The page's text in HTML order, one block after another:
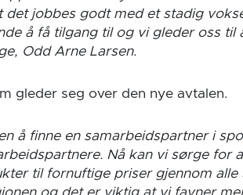
det jobbes godt med et stadig
å få tilgang til og vi gleder oss til
Odd Arne Larsen.
gleder seg over den nye avtalen.
å finne en samarbeidspartner i
Nå kan vi sørge for
til fornuftige priser gjennom alle